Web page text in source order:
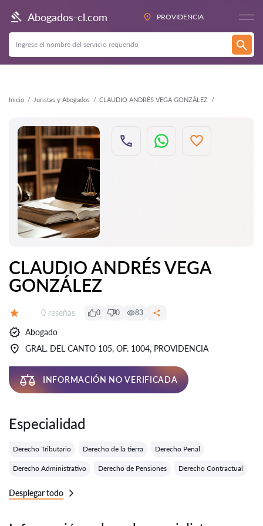
Abogados-cl.com PROVIDENCIA
Inicio Juristas y Abogados CLAUDIO ANDRÉS VEGA GONZÁLEZ
Atrás
CLAUDIO ANDRÉS VEGA
GONZÁLEZ
Número de reseñas:
0 reseñas 0 0 83
Abogado
GRAL. DEL CANTO 105, OF. 1004, PROVIDENCIA
INFORMACIÓN NO VERIFICADA
Especialidad
Derecho Tributario Derecho de la tierra Derecho Penal
Derecho Administrativo Derecho de Pensiones Derecho Contractual
Desplegar todo